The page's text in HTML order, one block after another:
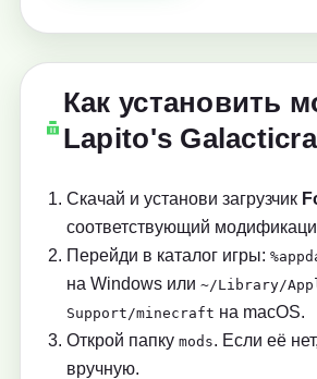
Как установить
Lapito's
Скачай и установи загрузчик
соответствующий
Перейди в каталог игры:
на Windows или ~/Library/
Support/minecraft на macOS.
Открой папку mods. Если её
вручную.